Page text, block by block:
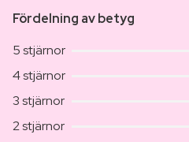
Fördelning av betyg
5 stjärnor
4 stjärnor
3 stjärnor
2 stjärnor